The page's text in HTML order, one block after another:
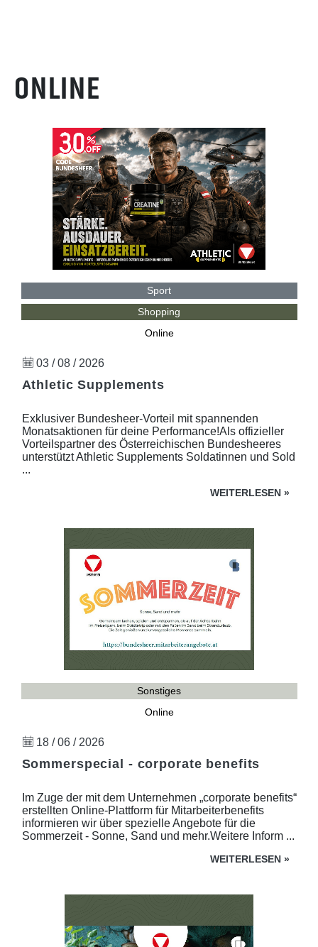
ONLINE
Sport
Shopping
Online
03 / 08 / 2026
Athletic Supplements
Exklusiver Bundesheer-Vorteil mit spannenden
Monatsaktionen für deine Performance!Als offizieller
Vorteilspartner des Österreichischen Bundesheeres
unterstützt Athletic Supplements Soldatinnen und Sold
...
WEITERLESEN »
Sonstiges
Online
18 / 06 / 2026
Sommerspecial - corporate benefits
Im Zuge der mit dem Unternehmen „corporate benefits“
erstellten Online-Plattform für Mitarbeiterbenefits
informieren wir über spezielle Angebote für die
Sommerzeit - Sonne, Sand und mehr.Weitere Inform ...
WEITERLESEN »